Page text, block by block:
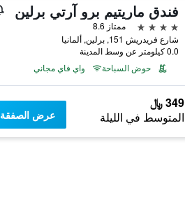
فندق ماريتيم برو آرتي برلين
4 نجوم
ممتاز 8.6
شارع فريدريش 151, برلين, ألمانيا
0.0 كيلومتر عن وسط المدينة
حوض السباحة
واي فاي مجاني
349 ﷼
المتوسط في الليلة عرض الصفقة